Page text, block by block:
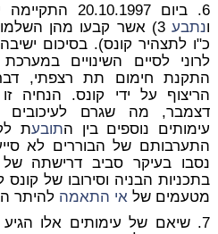
6. ביום
ונתבע
3) אשר קבעו מהן
כ"ו לתצהיר קונס). בסיכום
לרוני לסיים השינויים
התקנת חימום תת רצפתי,
הריצוף על ידי קונס. הנחיה
דצמבר, מה שגרם לעיכובים
עימותים נוספים בין התובעת
התערבותם של הבוררים לא
נסבו בעיקר סביב דרישתה
בתכניות הבניה וסירובו של
מטעמים של אי התאמה להיתר